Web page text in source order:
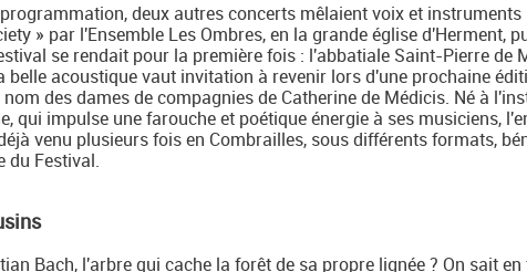
deux autres concerts mêlaient voix et instruments
» par l'Ensemble Les Ombres, en la grande église d'Herment,
se rendait pour la première fois : l'abbatiale Saint-Pierre de
belle acoustique vaut invitation à revenir lors d'une prochaine
nom des dames de compagnies de Catherine de Médicis. Né à
qui impulse une farouche et poétique énergie à ses musiciens,
venu plusieurs fois en Combrailles, sous différents formats,
du Festival.
Bach, l'arbre qui cache la forêt de sa propre lignée ? On sait